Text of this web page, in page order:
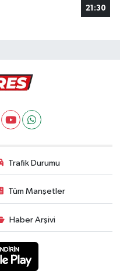
21:30
Trafik Durumu
Tüm Manşetler
Haber Arşivi